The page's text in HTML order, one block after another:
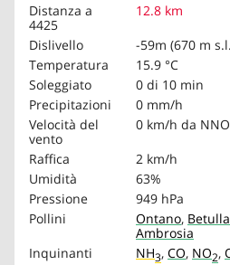
Distanza a
4425
12.8 km
Dislivello
-59m (670 m
Temperatura
15.9 °C
Soleggiato
0 di 10 min
Precipitazioni
0 mm/h
Velocità del
vento
0 km/h da NNO
Raffica
2 km/h
Umidità
63%
Pressione
949 hPa
Pollini
Ontano, Betulla
Ambrosia
Inquinanti
NH3, CO, NO2,